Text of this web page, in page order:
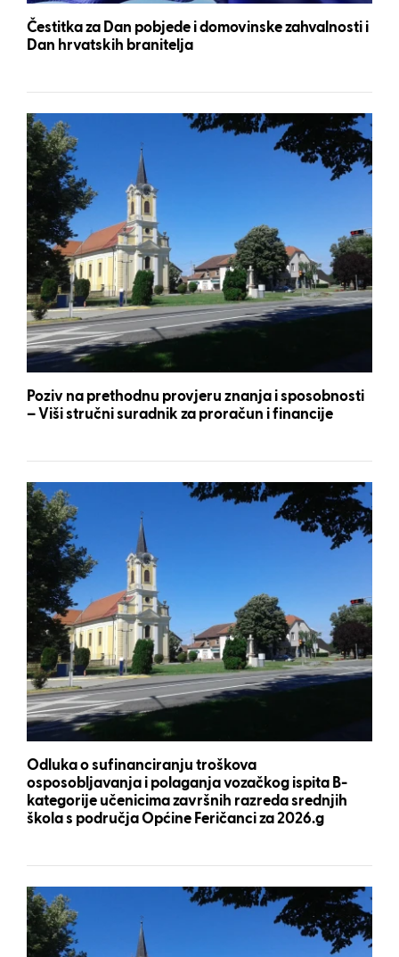
Čestitka za Dan pobjede i domovinske zahvalnosti i
Dan hrvatskih branitelja
Poziv na prethodnu provjeru znanja i sposobnosti
– Viši stručni suradnik za proračun i financije
Odluka o sufinanciranju troškova
osposobljavanja i polaganja vozačkog ispita B-
kategorije učenicima završnih razreda srednjih
škola s područja Općine Feričanci za 2026.g